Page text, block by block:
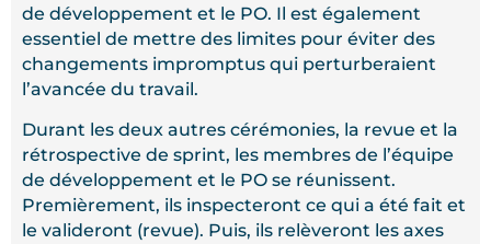
de développement et le PO. Il est également
essentiel de mettre des limites pour éviter des
changements impromptus qui perturberaient
l’avancée du travail.
Durant les deux autres cérémonies, la revue et la
rétrospective de sprint, les membres de l’équipe
de développement et le PO se réunissent.
Premièrement, ils inspecteront ce qui a été fait et
le valideront (revue). Puis, ils relèveront les axes